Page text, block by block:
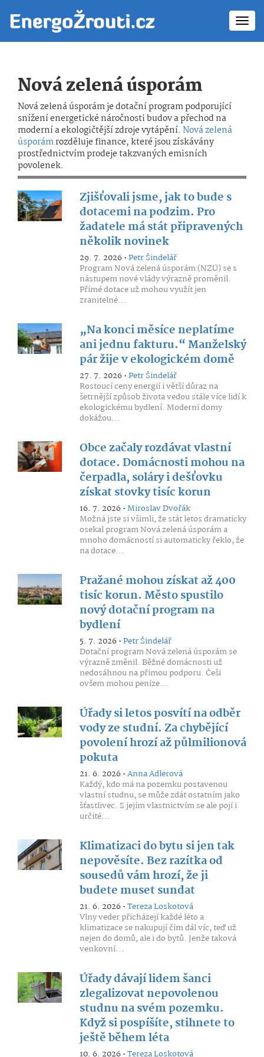
Nová zelená úsporám
Nová zelená úsporám je dotační program podporující
snížení energetické náročnosti budov a přechod na
moderní a ekologičtější zdroje vytápění. Nová zelená
úsporámrozděluje finance, které jsou získávány
prostřednictvím prodeje takzvaných emisních
povolenek.
Zjišťovali jsme, jak to bude s
dotacemi na podzim. Pro
žadatele má stát připravených
několik novinek
29. 7. 2026 •Petr Šindelář
Program Nová zelená úsporám (NZÚ) se s
nástupem nové vlády výrazně proměnil.
Přímé dotace už mohou využít jen
zranitelné...
„Na konci měsíce neplatíme
ani jednu fakturu.“ Manželský
pár žije v ekologickém domě
27. 7. 2026 •Petr Šindelář
Rostoucí ceny energií i větší důraz na
šetrnější způsob života vedou stále více lidí k
ekologickému bydlení. Moderní domy
dokážou...
Obce začaly rozdávat vlastní
dotace. Domácnosti mohou na
čerpadla, soláry i dešťovku
získat stovky tisíc korun
16. 7. 2026 •Miroslav Dvořák
Možná jste si všimli, že stát letos dramaticky
osekal program Nová zelená úsporám a
mnoho domácností si automaticky řeklo, že
na dotace...
Pražané mohou získat až 400
tisíc korun. Město spustilo
nový dotační program na
bydlení
5. 7. 2026 •Petr Šindelář
Dotační program Nová zelená úsporám se
výrazně změnil. Běžné domácnosti už
nedosáhnou na přímou podporu. Češi
ovšem mohou peníze...
Úřady si letos posvítí na odběr
vody ze studní. Za chybějící
povolení hrozí až půlmilionová
pokuta
21. 6. 2026 •Anna Adlerová
Každý, kdo má na pozemku postavenou
vlastní studnu, se může zdát ostatním jako
šťastlivec. S jejím vlastnictvím se ale pojí i
určité...
Klimatizaci do bytu si jen tak
nepověsíte. Bez razítka od
sousedů vám hrozí, že ji
budete muset sundat
21. 6. 2026 •Tereza Loskotová
Vlny veder přicházejí každé léto a
klimatizace se nakupují čím dál víc, teď už
nejen do domů, ale i do bytů. Jenže taková
venkovní...
Úřady dávají lidem šanci
zlegalizovat nepovolenou
studnu na svém pozemku.
Když si pospíšíte, stihnete to
ještě během léta
10. 6. 2026 •Tereza Loskotová